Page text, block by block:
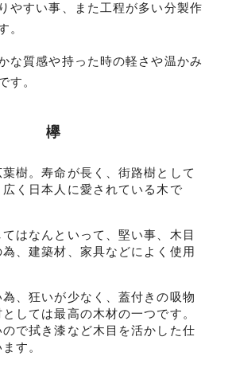
やすい事、また工程が多い分製作
。
な質感や持った時の軽さや温かみ
す。
欅
樹。寿命が長く、街路樹として
く日本人に愛されている木で
はなんといって、堅い事、木目
、建築材、家具などによく使用
、狂いが少なく、蓋付きの吸物
しては最高の木材の一つです。
で拭き漆など木目を活かした仕
す。